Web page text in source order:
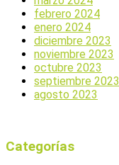
febrero 2024
enero 2024
diciembre 2023
noviembre 2023
octubre 2023
septiembre 2023
agosto 2023
Categorías